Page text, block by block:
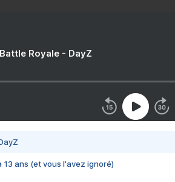
Royale - DayZ
13 ans (et vous l'avez ignoré)